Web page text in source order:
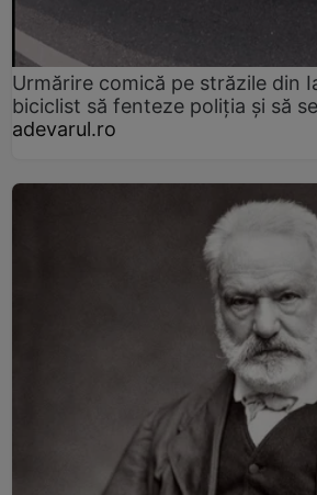
Urmărire comică pe străzile din
biciclist să fenteze poliția și să
adevarul.ro